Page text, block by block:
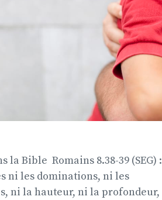
Bible  Romains 8.38-39 (SEG) :
ni les dominations, ni les
ni la hauteur, ni la profondeur,